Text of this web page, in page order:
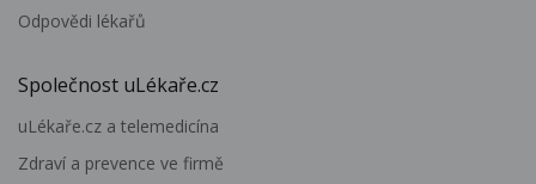
Odpovědi lékařů
Společnost uLékaře.cz
uLékaře.cz a telemedicína
Zdraví a prevence ve firmě